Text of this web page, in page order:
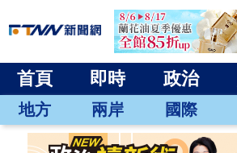
首頁 即時 政治
地方 兩岸 國際